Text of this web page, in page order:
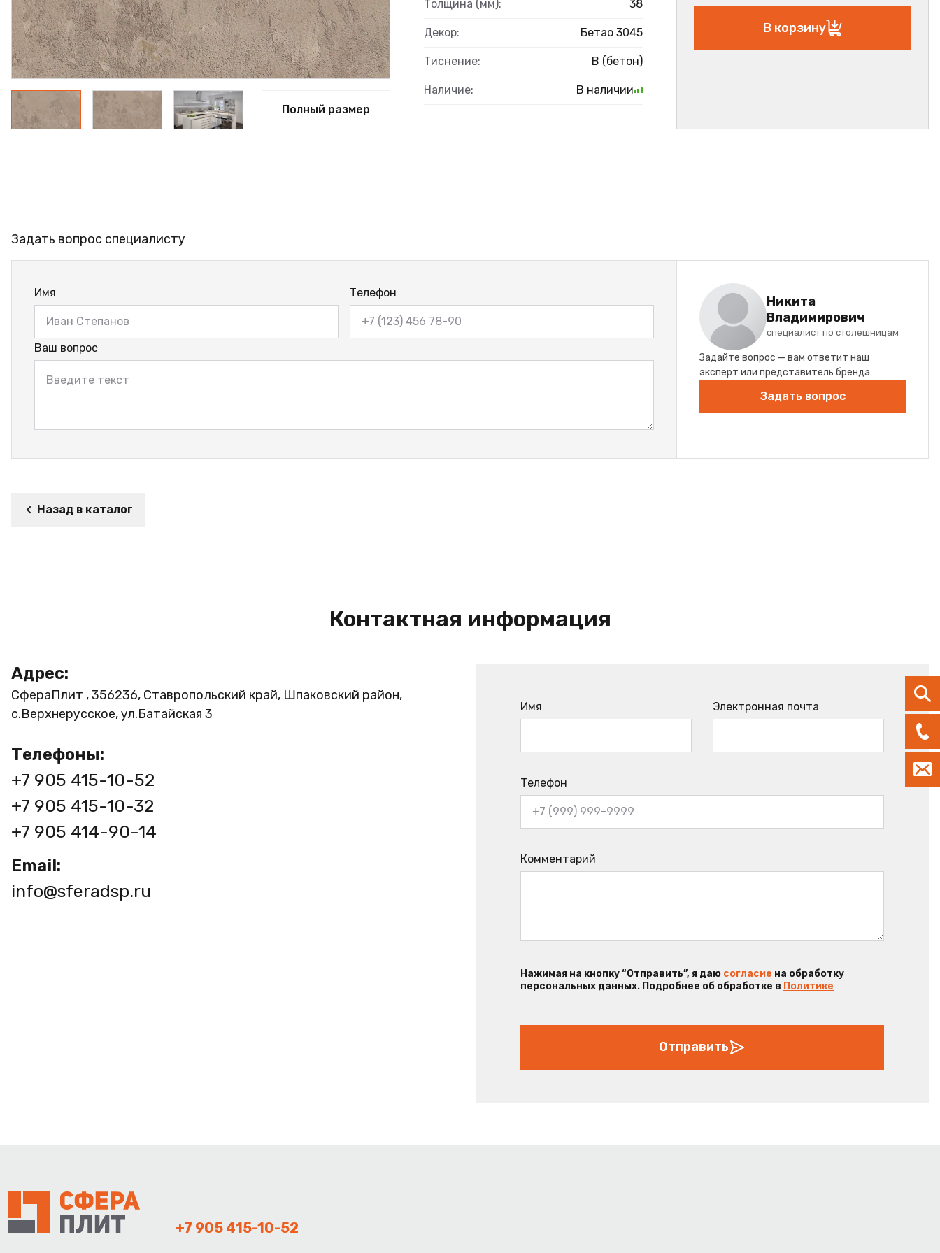
ФАНЕРА
ФУРНИТУРА
ПРОФИЛЬ АЛЮМИНИЕВЫЙ
КЛЕЙ
РАСПРОДАЖА
Полный размер
Толщина (мм): 38
Декор: Бетао 3045
Тиснение: B (бетон)
Наличие: В наличии
В корзину
Задать вопрос специалисту
Имя Телефон
Ваш вопрос
Никита
Владимирович
специалист по столешницам
Задайте вопрос — вам ответит наш
эксперт или представитель бренда
Задать вопрос
Назад в каталог
Контактная информация
Адрес:
СфераПлит , 356236, Ставропольский край, Шпаковский район,
с.Верхнерусское, ул.Батайская 3
Телефоны:
+7 905 415-10-52
+7 905 415-10-32
+7 905 414-90-14
Email:
info@sferadsp.ru
Имя Электронная почта
Телефон
Комментарий
Нажимая на кнопку “Отправить”, я даю согласие на обработку
персональных данных. Подробнее об обработке в Политике
Отправить
+7 905 415-10-52